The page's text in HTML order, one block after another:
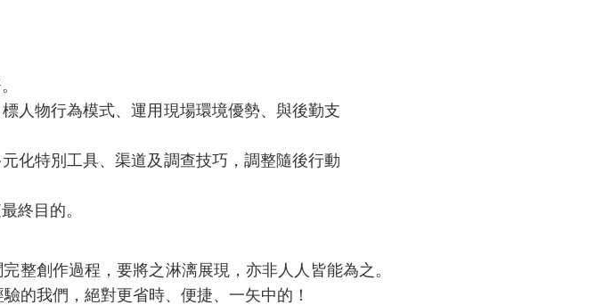
人物行為模式、運用現場環境優勢、與後勤支
化特別工具、渠道及調查技巧，調整隨後行動
終目的。
創作過程，要將之淋漓展現，亦非人人皆能為之。
的我們，絕對更省時、便捷、一矢中的！